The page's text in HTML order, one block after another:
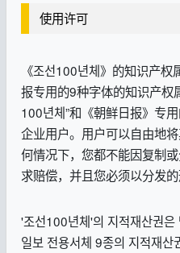
使用许可
《조선100년체》的知识产
报专用的9种字体的知识产权
100년체”和《朝鲜日报》专
企业用户。用户可以自由地
何情况下，您都不能因复制
求赔偿，并且您必须以分发的
'조선100년체'의 지적재산권은
일보 전용서체 9종의 지적재산